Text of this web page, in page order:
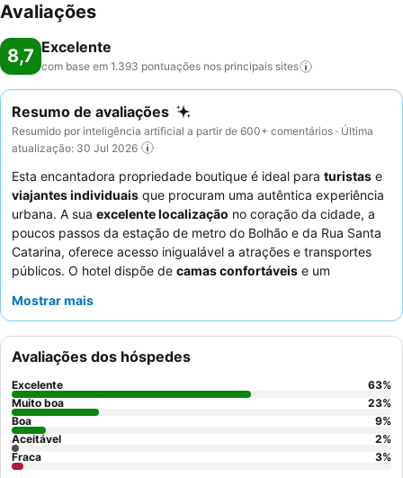
Avaliações
8,7 Excelente
com base em 1.393 pontuações nos principais sites
Resumo de avaliações
Resumido por inteligência artificial a partir de 600+ comentários · Última
atualização: 30 Jul 2026
Esta encantadora propriedade boutique é ideal para turistas e
viajantes individuais que procuram uma autêntica experiência
urbana. A sua excelente localização no coração da cidade, a
poucos passos da estação de metro do Bolhão e da Rua Santa
Catarina, oferece acesso inigualável a atrações e transportes
públicos. O hotel dispõe de camas confortáveis e um
incluindo fruta fresca e bolos caseiros. Os hóspedes elogiam
prestabilidade e serviço caloroso e atencioso. Para uma estadia
mais tranquila, os hóspedes devem solicitar um quarto virado
para o jardim.
Mostrar mais
Avaliações dos hóspedes
Excelente 63%
Muito boa
23%
Boa
9%
Aceitável
2%
Fraca
3%